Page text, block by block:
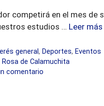
competirá en el mes de
estudios … Leer más
general,Deportes,Eventos
Rosa de Calamuchita
comentario